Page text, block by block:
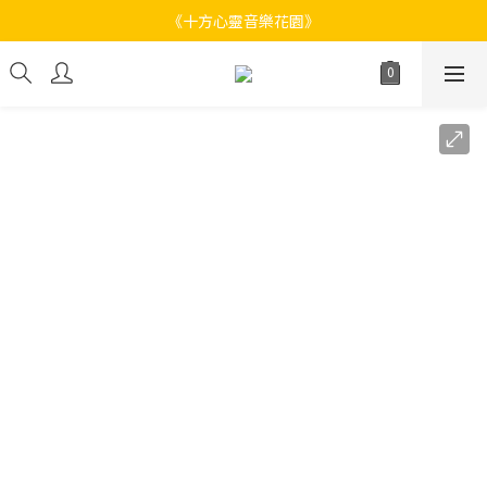
《十方心靈音樂花園》
《十方心靈音樂花園》
Welcome